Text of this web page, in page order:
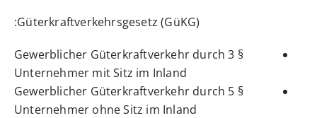
Güterkraftverkehrsgesetz (GüKG)
:
§ 3
Gewerblicher Güterkraftverkehr durch
Unternehmer mit Sitz im Inland
§ 5
Gewerblicher Güterkraftverkehr durch
Unternehmer ohne Sitz im Inland